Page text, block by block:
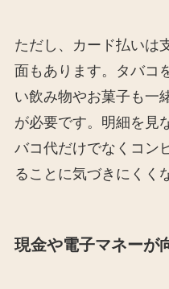
ただし、カード払いは
面もあります。タバコ
い飲み物やお菓子も一
が必要です。明細を見
バコ代だけでなくコン
ることに気づきにくく
現金や電子マネーが